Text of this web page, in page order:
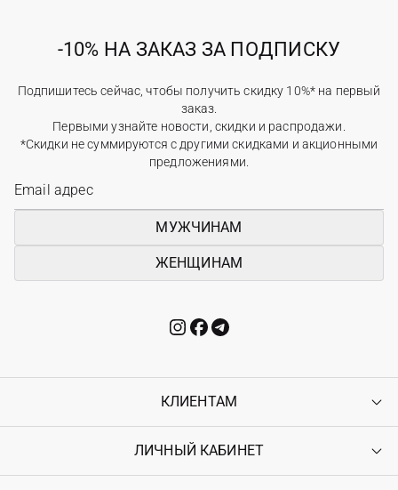
-10% НА ЗАКАЗ ЗА ПОДПИСКУ
Подпишитесь сейчас, чтобы получить скидку 10%* на первый
заказ.
Первыми узнайте новости, скидки и распродажи.
*Скидки не суммируются с другими скидками и акционными
предложениями.
МУЖЧИНАМ
ЖЕНЩИНАМ
КЛИЕНТАМ
Контакты
ЛИЧНЫЙ КАБИНЕТ